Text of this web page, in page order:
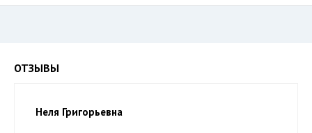
ОТЗЫВЫ
Неля Григорьевна